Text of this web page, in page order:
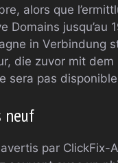
alors que
Domains
in Verbindung
die zuvor mit
sera pas
neuf
par